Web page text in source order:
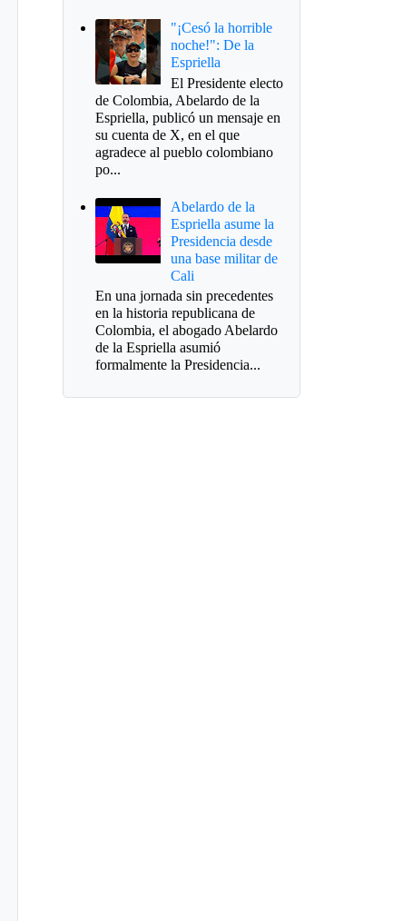
"¡Cesó la horrible
noche!": De la
Espriella
El Presidente electo
de Colombia, Abelardo de la
Espriella, publicó un mensaje en
su cuenta de X, en el que
agradece al pueblo colombiano
po...
Abelardo de la
Espriella asume la
Presidencia desde
una base militar de
Cali
En una jornada sin precedentes
en la historia republicana de
Colombia, el abogado Abelardo
de la Espriella asumió
formalmente la Presidencia...